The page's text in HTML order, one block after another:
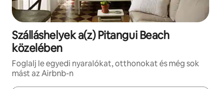
Szálláshelyek a(z) Pitangui Beach
közelében
Foglalj le egyedi nyaralókat, otthonokat és még sok
mást az Airbnb-n